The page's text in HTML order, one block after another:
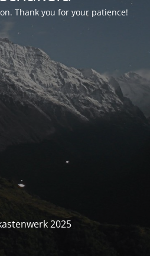
Thank you for your patience!
2025